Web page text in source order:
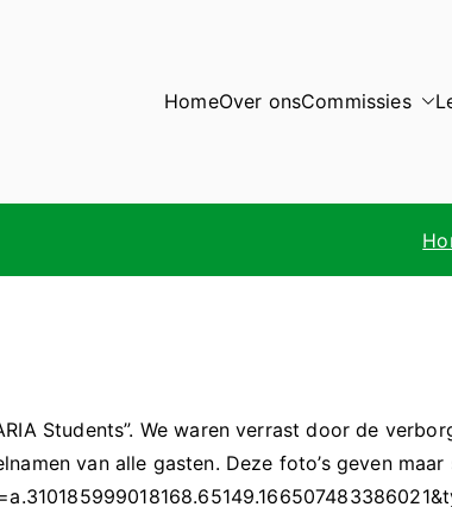
HomeOver onsCommissies
Students”. We waren verrast door de
van alle gasten. Deze foto’s geven